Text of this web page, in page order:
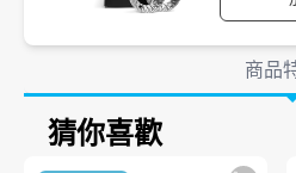
商品
商品特色
猜你喜歡